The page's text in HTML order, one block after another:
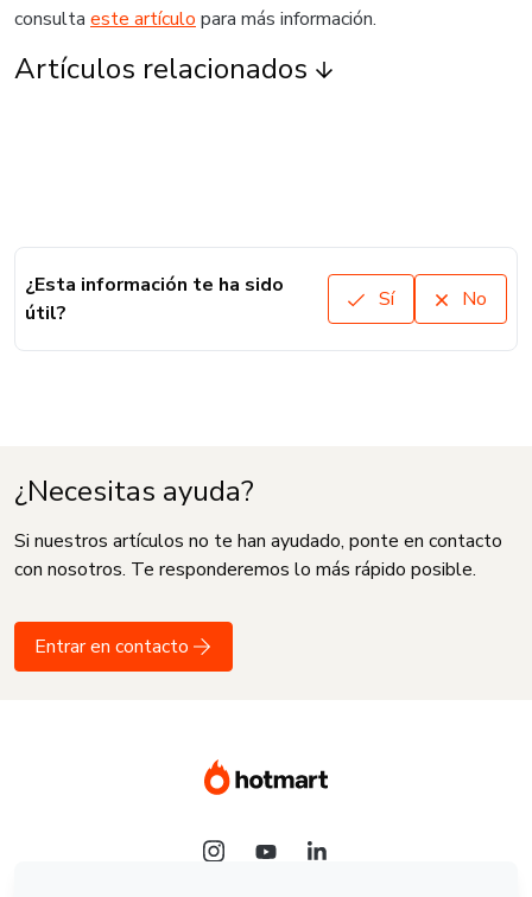
consulta este artículo para más información.
Artículos relacionados
¿Esta información te ha sido
útil?
Sí No
¿Necesitas ayuda?
Si nuestros artículos no te han ayudado, ponte en contacto
con nosotros. Te responderemos lo más rápido posible.
Entrar en contacto